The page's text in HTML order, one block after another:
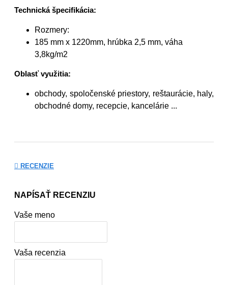
Technická špecifikácia:
Rozmery:
185 mm x 1220mm, hrúbka 2,5 mm, váha
3,8kg/m2
Oblasť využitia:
obchody, spoločenské priestory, reštaurácie, haly,
obchodné domy, recepcie, kancelárie ...
RECENZIE
NAPÍSAŤ RECENZIU
Vaše meno
Vaša recenzia